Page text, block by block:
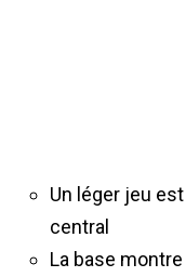
Un léger jeu
central
La base